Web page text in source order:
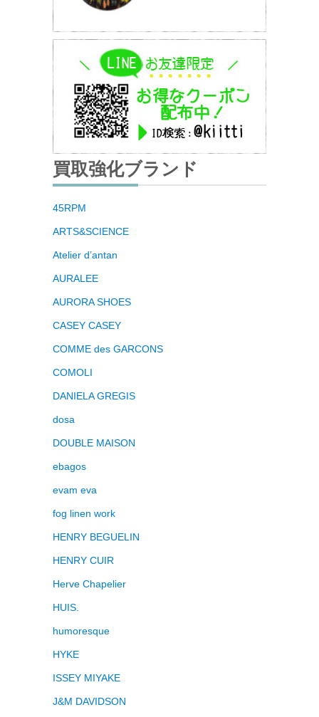
買取強化ブランド
45RPM
ARTS&SCIENCE
Atelier d’antan
AURALEE
AURORA SHOES
CASEY CASEY
COMME des GARCONS
COMOLI
DANIELA GREGIS
dosa
DOUBLE MAISON
ebagos
evam eva
fog linen work
HENRY BEGUELIN
HENRY CUIR
Herve Chapelier
HUIS.
humoresque
HYKE
ISSEY MIYAKE
J&M DAVIDSON